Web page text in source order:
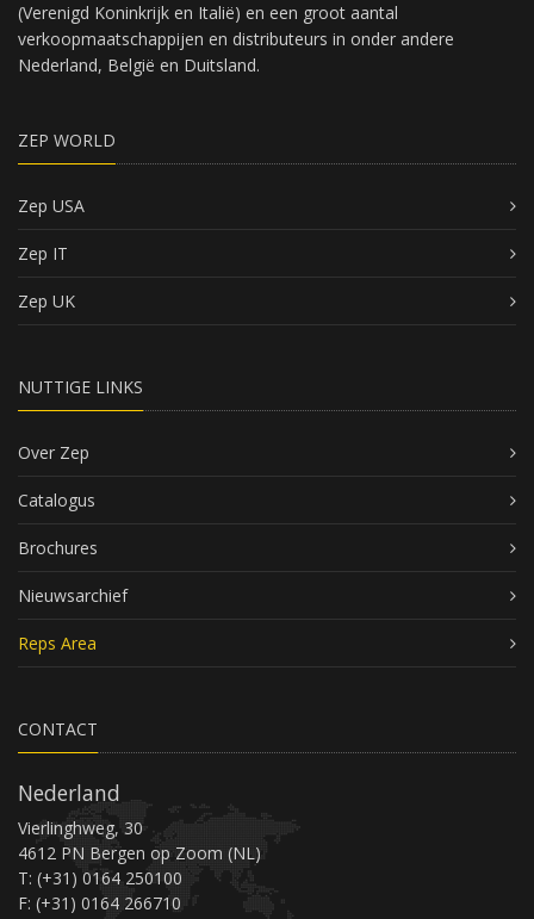
(Verenigd Koninkrijk en Italië) en een groot aantal
verkoopmaatschappijen en distributeurs in onder andere
Nederland, België en Duitsland.
ZEP WORLD
Zep USA
Zep IT
Zep UK
NUTTIGE LINKS
Over Zep
Catalogus
Brochures
Nieuwsarchief
Reps Area
CONTACT
Nederland
Vierlinghweg, 30
4612 PN Bergen op Zoom (NL)
T: (+31) 0164 250100
F: (+31) 0164 266710